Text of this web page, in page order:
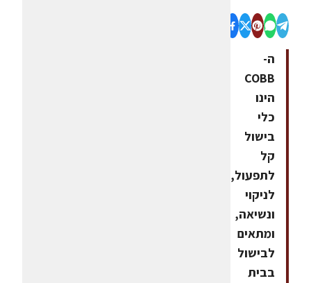
ה-
COBB
הינו
כלי
בישול
קל
לתפעול,
לניקוי
ונשיאה,
ומתאים
לבישול
בבית